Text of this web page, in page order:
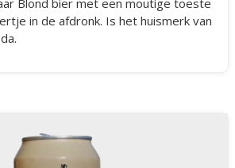
in de afdronk. Is het huismerk van